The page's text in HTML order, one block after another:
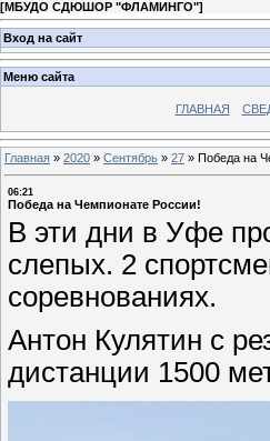
[МБУДО СДЮШОР "ФЛАМИНГО"]
Вход на сайт
Меню сайта
ГЛАВНАЯ
Главная » 2020 » Сентябрь » 27 » Победа на
06:21
Победа на Чемпионате России!
В эти дни в Уфе
слепых. 2
соревнованиях.
Антон Кулятин с
дистанции 1500